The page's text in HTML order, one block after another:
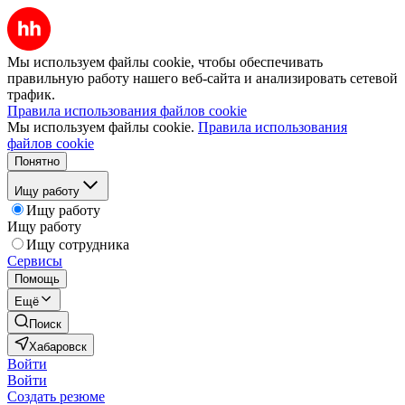
Мы используем файлы cookie, чтобы обеспечивать
правильную работу нашего веб-сайта и анализировать сетевой
трафик.
Правила использования файлов cookie
Мы используем файлы cookie. Правила использования
файлов cookie
Понятно
Ищу работу
Ищу работу
Ищу работу
Ищу сотрудника
Сервисы
Помощь
Ещё
Поиск
Хабаровск
Войти
Войти
Создать резюме